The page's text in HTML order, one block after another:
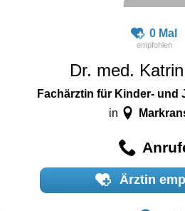
0 Mal
Dr. med.
Fachärztin für Kinder- und
in
Ärztin